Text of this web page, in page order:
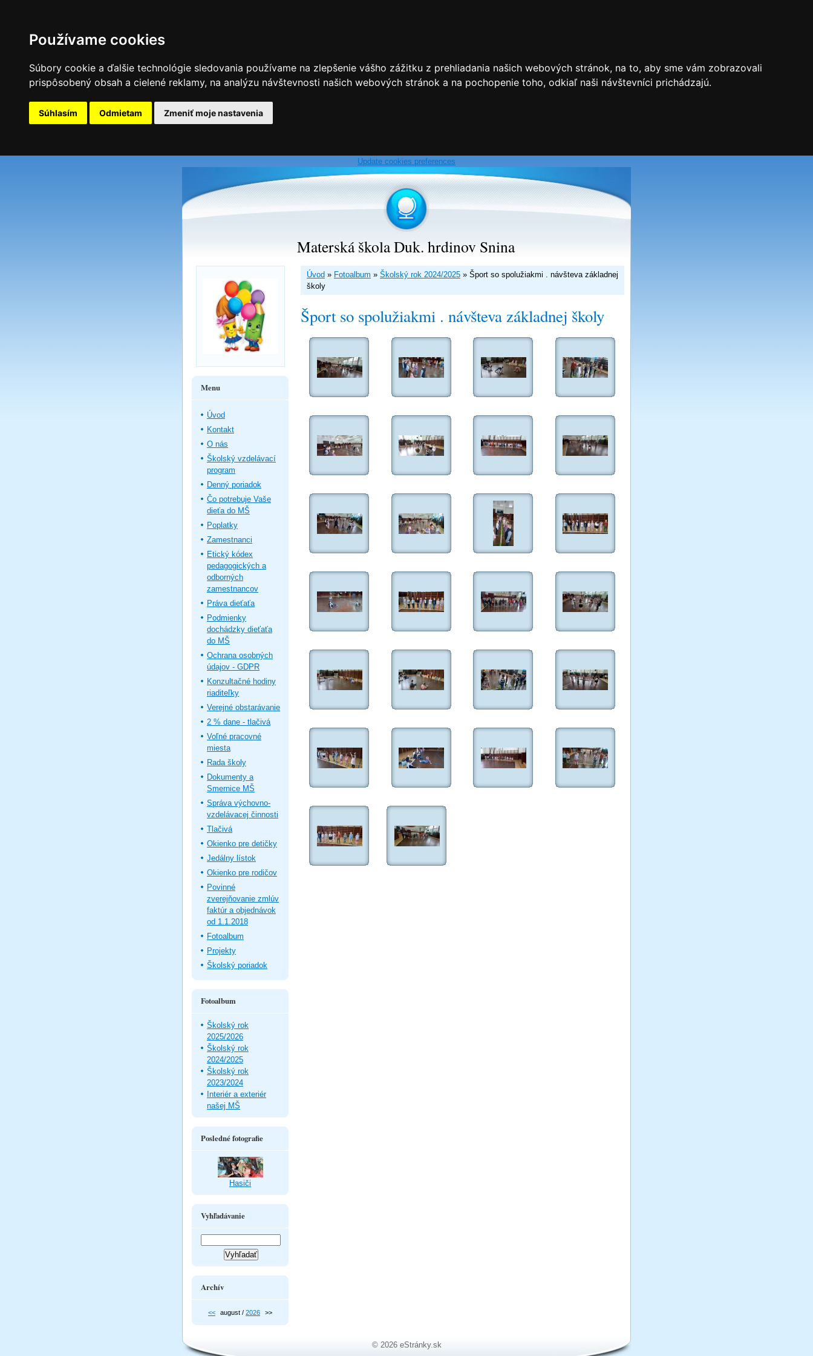
Používame cookies
Súbory cookie a ďalšie technológie sledovania používame na zlepšenie vášho zážitku z prehliadania našich webových stránok, na to, aby sme vám zobrazovali
prispôsobený obsah a cielené reklamy, na analýzu návštevnosti našich webových stránok a na pochopenie toho, odkiaľ naši návštevníci prichádzajú.
Súhlasím Odmietam Zmeniť moje nastavenia
Update cookies preferences
Materská škola Duk. hrdinov Snina
Úvod » Fotoalbum » Školský rok 2024/2025 » Šport so spolužiakmi . návšteva základnej
školy
Šport so spolužiakmi . návšteva základnej školy
Menu
Úvod
Kontakt
O nás
Školský vzdelávací
program
Denný poriadok
Čo potrebuje Vaše
dieťa do MŠ
Poplatky
Zamestnanci
Etický kódex
pedagogických a
odborných
zamestnancov
Práva dieťaťa
Podmienky
dochádzky dieťaťa
do MŠ
Ochrana osobných
údajov - GDPR
Konzultačné hodiny
riaditeľky
Verejné obstarávanie
2 % dane - tlačivá
Voľné pracovné
miesta
Rada školy
Dokumenty a
Smernice MŠ
Správa výchovno-
vzdelávacej činnosti
Tlačivá
Okienko pre detičky
Jedálny lístok
Okienko pre rodičov
Povinné
zverejňovanie zmlúv
faktúr a objednávok
od 1.1.2018
Fotoalbum
Projekty
Školský poriadok
Fotoalbum
Školský rok
2025/2026
Školský rok
2024/2025
Školský rok
2023/2024
Interiér a exteriér
našej MŠ
Posledné fotografie
Hasiči
Vyhľadávanie
Archív
<< august / 2026 >>
© 2026 eStránky.sk